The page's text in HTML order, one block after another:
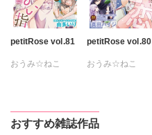
petitRose vol.81
おうみ☆ねこ
佐久間薫
鯖虎クロ
petitRose vol.80
おうみ☆ねこ
佐久間薫
鯖虎クロ
おすすめ雑誌作品